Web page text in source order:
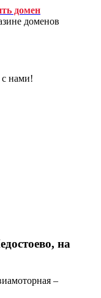
домен
доменов
с нами!
на
–